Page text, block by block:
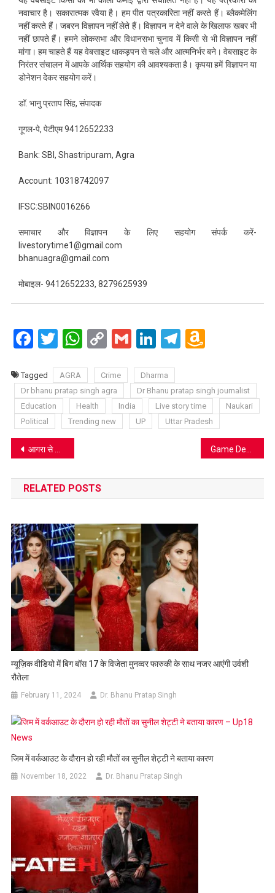
नवाचार है। सकारात्मक रवैया है। हम पीत पत्रकारिता नहीं करते हैं। ब्लैकमेलिंग
नहीं करते हैं। जबरन विज्ञापन नहीं लेते हैं। विज्ञापन न देने वाले के खिलाफ खबर भी
नहीं छापते हैं। हमने लोकसभा और विधानसभा चुनाव में किसी से भी विज्ञापन नहीं
मांगा। हम चाहते हैं यह वेबसाइट धाकड़पन से चले और आत्मनिर्भर बने। वेबसाइट के
निरंतर संचालन में आपके आर्थिक सहयोग की आवश्यकता है। कृपया हमें विज्ञापन या
डोनेशन देकर सहयोग करें।
डॉ. भानु प्रताप सिंह, संपादक
गूगल-पे, पेटीएम 9412652233
Bank: SBI, Shastripuram, Agra
Account: 10318742097
IFSC:SBIN0016266
समाचार और विज्ञापन के लिए सहयोग संपर्क करें-
livestorytime1@gmail.com
bhanuagra@gmail.com
मोबाइल- 9412652233, 8279625939
Facebook
Twitter
WhatsApp
CopyGmailLinkedIn
Telegram
Amazon
List
Tagged AGRA Crime
Dharma
Dr bhanu pratap singh agra
Dr Bhanu pratap singh journalist
Education
Health India Live story time
Naukari
Political
Trending new UP Uttar Pradesh
Post
navigation
आगरा से कर्नाटक तक वाइल्डलाइफ एसओएस का ‘ग्रीन मिशन’: 5 साल में बदली 5 लाख पेड़ों ने तस्वीर
RELATED POSTS
म्यूज़िक वीडियो में बिग बॉस 17 के विजेता मुनव्वर फारुकी के साथ नजर आएंगी उर्वशी
रौतेला
February 11, 2024 Dr. Bhanu Pratap Singh
जिम में वर्कआउट के दौरान हो रही मौतों का सुनील शेट्टी ने बताया कारण
November 18, 2022 Dr. Bhanu Pratap Singh